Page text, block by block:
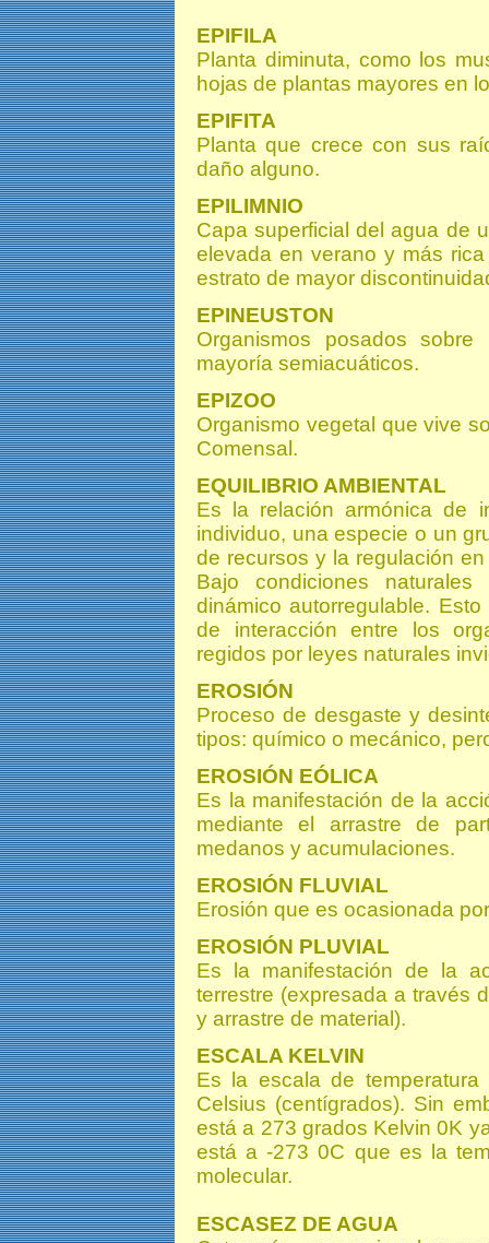
EPIFILA
Planta diminuta, como los
hojas de plantas mayores en
EPIFITA
Planta que crece con sus
daño alguno.
EPILIMNIO
Capa superficial del agua de
elevada en verano y más
estrato de mayor
EPINEUSTON
Organismos posados
mayoría semiacuáticos.
EPIZOO
Organismo vegetal que vive
Comensal.
EQUILIBRIO AMBIENTAL
Es la relación armónica de
individuo, una especie o un
de recursos y la regulación
Bajo condiciones
dinámico autorregulable.
de interacción entre los
regidos por leyes naturales
EROSIÓN
Proceso de desgaste y
tipos: químico o mecánico,
EROSIÓN EÓLICA
Es la manifestación de la
mediante el arrastre de
medanos y acumulaciones.
EROSIÓN FLUVIAL
Erosión que es ocasionada
EROSIÓN PLUVIAL
Es la manifestación de la
terrestre (expresada a través
y arrastre de material).
ESCALA KELVIN
Es la escala de
Celsius (centígrados). Sin
está a 273 grados Kelvin 0K
está a -273 0C que es la
molecular.
ESCASEZ DE AGUA